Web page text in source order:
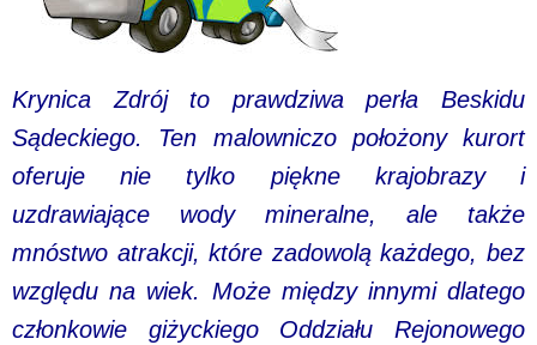
Krynica Zdrój to prawdziwa perła Beskidu
Sądeckiego. Ten malowniczo położony kurort
oferuje nie tylko piękne krajobrazy i
uzdrawiające wody mineralne, ale także
mnóstwo atrakcji, które zadowolą każdego, bez
względu na wiek. Może między innymi dlatego
członkowie giżyckiego Oddziału Rejonowego